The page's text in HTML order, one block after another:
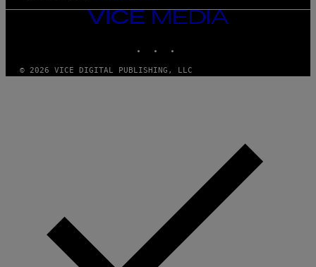
VICE
MEDIA
© 2026 VICE DIGITAL PUBLISHING, LLC